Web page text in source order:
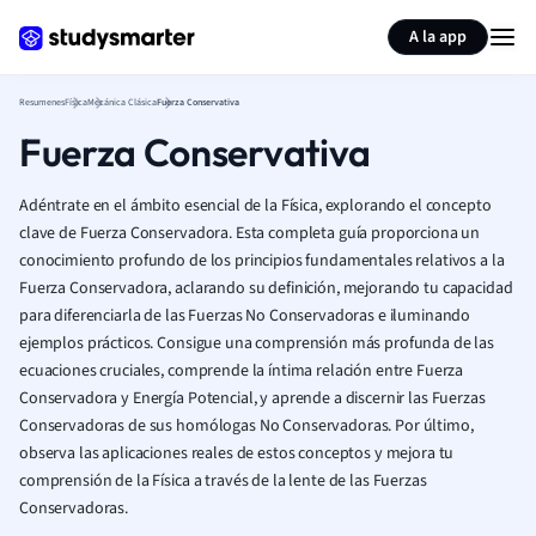
A la app
ResumenesFísicaMecánica ClásicaFuerza Conservativa
Fuerza Conservativa
Adéntrate en el ámbito esencial de la Física, explorando el concepto
clave de Fuerza Conservadora. Esta completa guía proporciona un
conocimiento profundo de los principios fundamentales relativos a la
Fuerza Conservadora, aclarando su definición, mejorando tu capacidad
para diferenciarla de las Fuerzas No Conservadoras e iluminando
ejemplos prácticos. Consigue una comprensión más profunda de las
ecuaciones cruciales, comprende la íntima relación entre Fuerza
Conservadora y Energía Potencial, y aprende a discernir las Fuerzas
Conservadoras de sus homólogas No Conservadoras. Por último,
observa las aplicaciones reales de estos conceptos y mejora tu
comprensión de la Física a través de la lente de las Fuerzas
Conservadoras.
Resumir página